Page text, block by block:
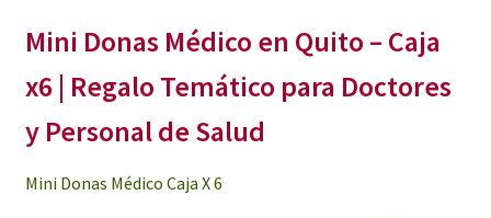
Mini Donas Médico en Quito – Caja
x6 | Regalo Temático para Doctores
y Personal de Salud
Mini Donas Médico Caja X 6